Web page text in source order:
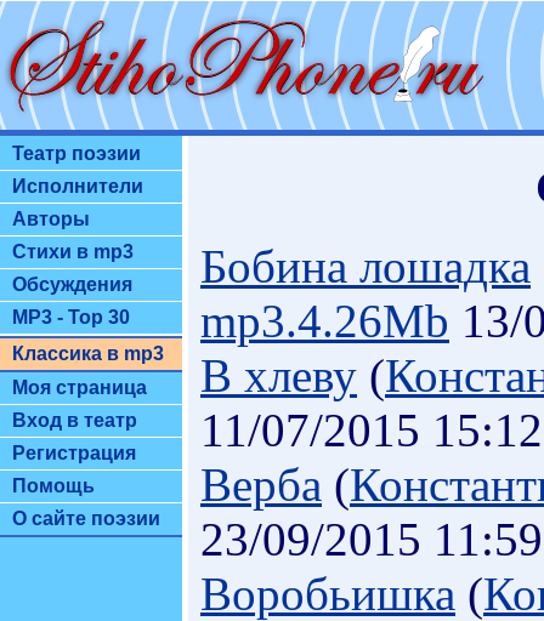
Театр поэзии
Исполнители
Авторы
Стихи в mp3
Обсуждения
MP3 - Top 30
Классика в mp3
Моя страница
Вход в театр
Регистрация
Помощь
О сайте поэзии
Бобина лошадка
mp3.4.26Mb 13/
В хлеву (
11/07/2015 15:12
Верба (
23/09/2015 11:59
Воробьишка (